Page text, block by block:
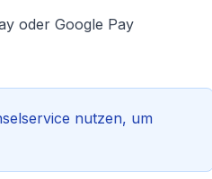
oder Google Pay
nutzen, um